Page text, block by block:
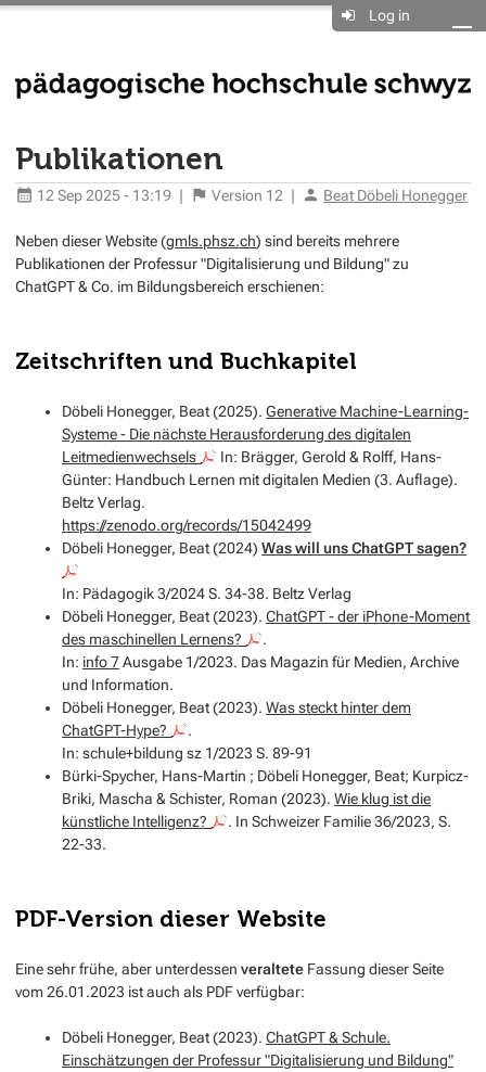
Log in
Publikationen
12 Sep 2025 - 13:19 | Version 12 | Beat Döbeli Honegger
Neben dieser Website (gmls.phsz.ch) sind bereits mehrere
Publikationen der Professur "Digitalisierung und Bildung" zu
ChatGPT & Co. im Bildungsbereich erschienen:
Zeitschriften und Buchkapitel
Döbeli Honegger, Beat (2025).Generative Machine-Learning-
Systeme - Die nächste Herausforderung des digitalen
Leitmedienwechsels
In: Brägger, Gerold & Rolff, Hans-
Günter: Handbuch Lernen mit digitalen Medien (3. Auflage).
Beltz Verlag.
https://zenodo.org/records/15042499
Döbeli Honegger, Beat (2024)Was will uns ChatGPT sagen?
In: Pädagogik 3/2024 S. 34-38. Beltz Verlag
Döbeli Honegger, Beat (2023).ChatGPT - der iPhone-Moment
des maschinellen Lernens?
.
In: info 7Ausgabe 1/2023. Das Magazin für Medien, Archive
und Information.
Döbeli Honegger, Beat (2023).Was steckt hinter dem
ChatGPT-Hype?
.
In: schule+bildung sz 1/2023 S. 89-91
Bürki-Spycher, Hans-Martin ; Döbeli Honegger, Beat; Kurpicz-
Briki, Mascha & Schister, Roman (2023).Wie klug ist die
künstliche Intelligenz?
. In Schweizer Familie 36/2023, S.
22-33.
PDF-Version dieser Website
Eine sehr frühe, aber unterdessen veraltete Fassung dieser Seite
vom 26.01.2023 ist auch als PDF verfügbar:
Döbeli Honegger, Beat (2023).ChatGPT & Schule.
Einschätzungen der Professur "Digitalisierung und Bildung"